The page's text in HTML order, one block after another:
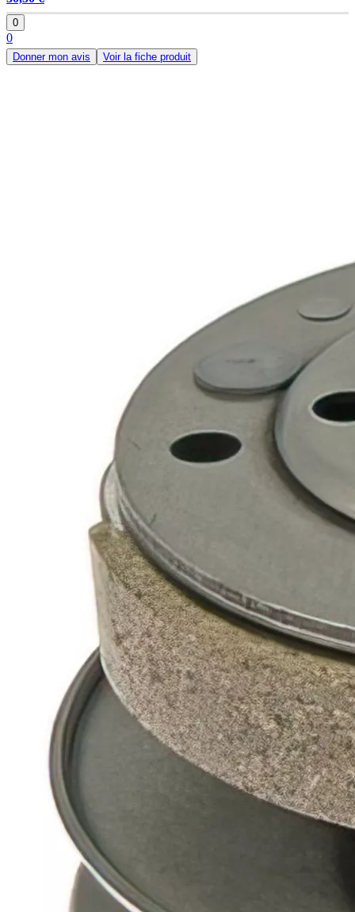
0
0
Donner mon avis Voir la fiche produit